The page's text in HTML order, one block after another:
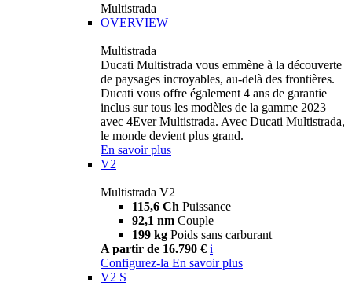
Multistrada
OVERVIEW
Multistrada
Ducati Multistrada vous emmène à la découverte
de paysages incroyables, au-delà des frontières.
Ducati vous offre également 4 ans de garantie
inclus sur tous les modèles de la gamme 2023
avec 4Ever Multistrada. Avec Ducati Multistrada,
le monde devient plus grand.
En savoir plus
V2
Multistrada V2
115,6 Ch Puissance
92,1 nm Couple
199 kg Poids sans carburant
A partir de 16.790 € i
Configurez-la En savoir plus
V2 S